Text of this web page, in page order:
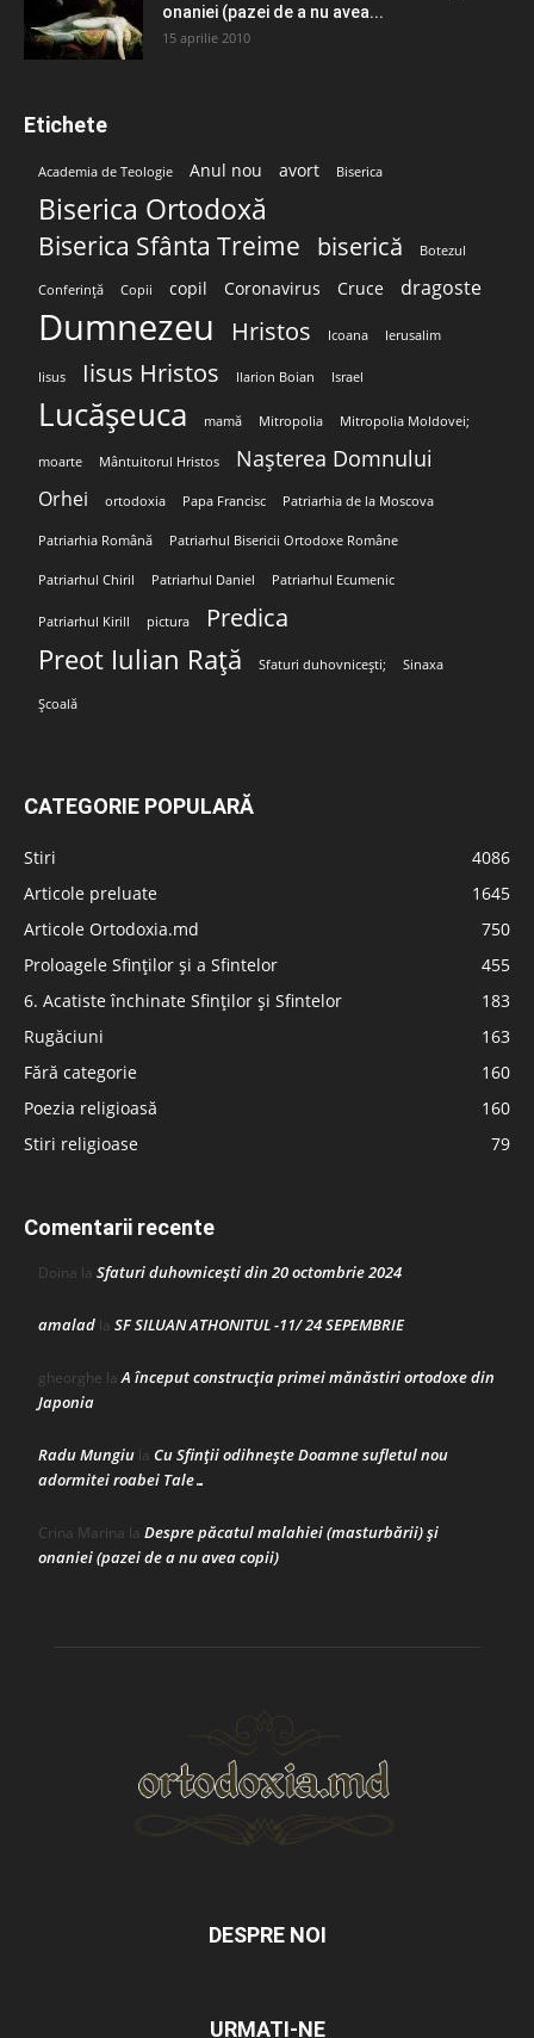
onaniei (pazei de a nu avea...
15 aprilie 2010
Etichete
Academia de Teologie Anul nou avort Biserica
Biserica Ortodoxă
Biserica Sfânta Treime biserică Botezul
Conferință Copii copil Coronavirus Cruce dragoste
Dumnezeu Hristos Icoana Ierusalim
Iisus Iisus Hristos Ilarion Boian Israel
Lucășeuca mamă Mitropolia Mitropolia Moldovei;
moarte Mântuitorul Hristos Nașterea Domnului
Orhei ortodoxia Papa Francisc Patriarhia de la Moscova
Patriarhia Română Patriarhul Bisericii Ortodoxe Române
Patriarhul Chiril Patriarhul Daniel Patriarhul Ecumenic
Patriarhul Kirill pictura Predica
Preot Iulian Rață Sfaturi duhovnicești; Sinaxa
Școală
CATEGORIE POPULARĂ
Stiri
4086
Articole preluate
1645
Articole Ortodoxia.md
750
Proloagele Sfinților și a Sfintelor
455
6. Acatiste închinate Sfinților și Sfintelor
183
Rugăciuni
163
Fără categorie
160
Poezia religioasă
160
Stiri religioase
79
Comentarii recente
Doina la Sfaturi duhovnicești din 20 octombrie 2024
amalad la SF SILUAN ATHONITUL -11/ 24 SEPEMBRIE
gheorghe laA început construcţia primei mănăstiri ortodoxe din
Japonia
Radu Mungiu la Cu Sfinții odihnește Doamne sufletul nou
adormitei roabei Tale…
Crina Marina la Despre păcatul malahiei (masturbării) şi
onaniei (pazei de a nu avea copii)
DESPRE NOI
URMAȚI-NE